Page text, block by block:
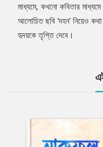
Article
মাধ্যমে, কখনো কবিতার
আলোচিত ছবি ‘দহন’ নিয়েও
হৃদয়কে তৃপ্তি দেবে।